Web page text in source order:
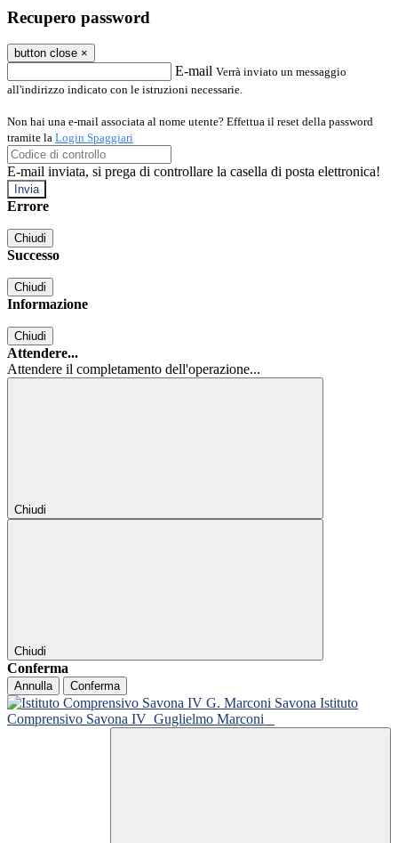
Recupero password
button close ×
E-mail Verrà inviato un messaggio
all'indirizzo indicato con le istruzioni necessarie.
Non hai una e-mail associata al nome utente? Effettua il reset della password
tramite la Login Spaggiari
E-mail inviata, si prega di controllare la casella di posta elettronica!
Errore
Chiudi
Successo
Chiudi
Informazione
Chiudi
Attendere...
Attendere il completamento dell'operazione...
Chiudi
Chiudi
Conferma
Annulla Conferma
Istituto
Comprensivo Savona IV Guglielmo Marconi